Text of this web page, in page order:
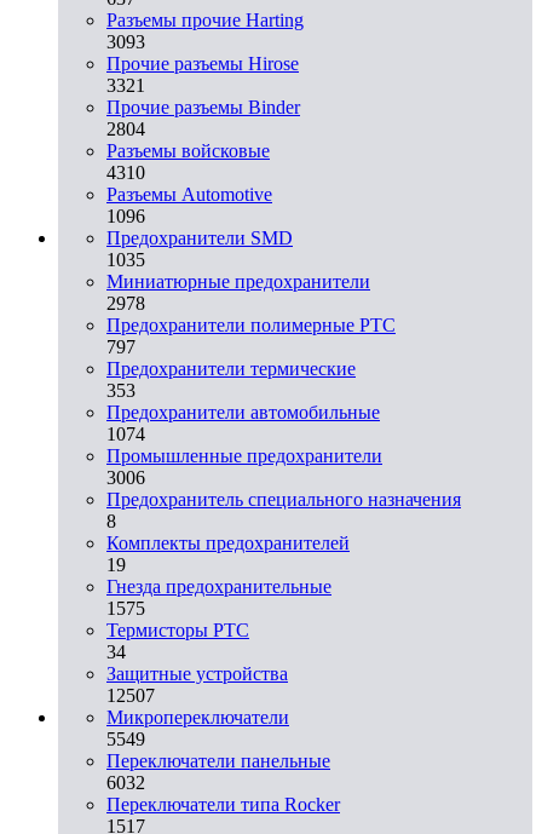
Разъемы прочие Harting
3093
Прочие разъемы Hirose
3321
Прочие разъемы Binder
2804
Разъемы войсковые
4310
Разъeмы Automotive
1096
Предохранители SMD
1035
Миниатюрные предохранители
2978
Предохранители полимерные PTC
797
Предохранители термические
353
Предохранители автомобильные
1074
Промышленные предохранители
3006
Предохранитель специального назначения
8
Комплекты предохранителей
19
Гнезда предохранительные
1575
Термисторы PTC
34
Защитные устройства
12507
Микропереключатели
5549
Переключатели панельные
6032
Переключатели типа Rocker
1517